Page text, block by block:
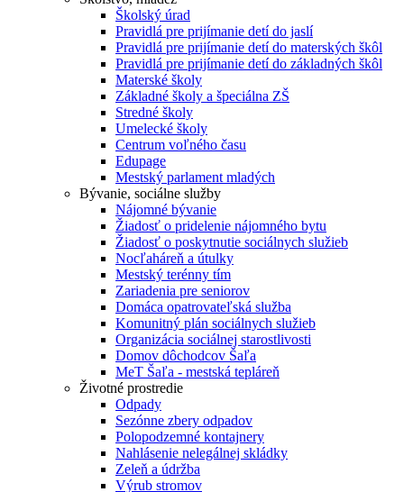
Školský úrad
Pravidlá pre prijímanie detí do jaslí
Pravidlá pre prijímanie detí do materských škôl
Pravidlá pre prijímanie detí do základných škôl
Materské školy
Základné školy a špeciálna ZŠ
Stredné školy
Umelecké školy
Centrum voľného času
Edupage
Mestský parlament mladých
Bývanie, sociálne služby
Nájomné bývanie
Žiadosť o pridelenie nájomného bytu
Žiadosť o poskytnutie sociálnych služieb
Nocľaháreň a útulky
Mestský terénny tím
Zariadenia pre seniorov
Domáca opatrovateľská služba
Komunitný plán sociálnych služieb
Organizácia sociálnej starostlivosti
Domov dôchodcov Šaľa
MeT Šaľa - mestská tepláreň
Životné prostredie
Odpady
Sezónne zbery odpadov
Polopodzemné kontajnery
Nahlásenie nelegálnej skládky
Zeleň a údržba
Výrub stromov